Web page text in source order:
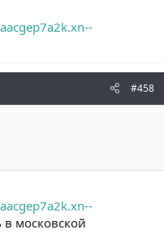
#458
московской